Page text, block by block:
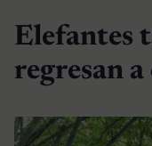
Elefantes
regresan a